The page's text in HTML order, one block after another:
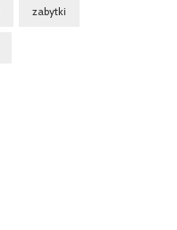
zabytki